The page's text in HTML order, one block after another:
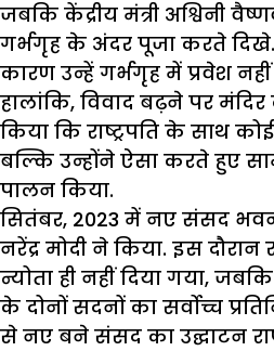
जबकि केंद्रीय मंत्री अश्विनी
गर्भगृह के अंदर पूजा करते
कारण उन्हें गर्भगृह में प्रवेश नहीं
हालांकि, विवाद बढ़ने पर
किया कि राष्ट्रपति के साथ
बल्कि उन्होंने ऐसा करते हुए
पालन किया.
सितंबर, 2023 में नए संसद भवन
नरेंद्र मोदी ने किया. इस दौरान
न्योता ही नहीं दिया गया,
के दोनों सदनों का सर्वोच्च
से नए बने संसद का उद्घाटन